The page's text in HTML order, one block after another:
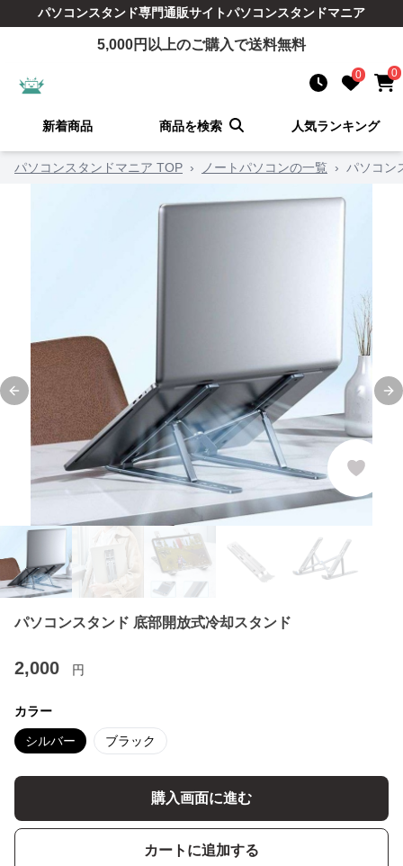
パソコンスタンド専門通販サイトパソコンスタンドマニア
5,000円以上のご購入で送料無料
0 0
新着商品 商品を検索 人気ランキング
パソコンスタンドマニア TOP › ノートパソコンの一覧 › パソコン
Previous slide
パソコンスタンド 底部開放式冷却スタンド
2,000 円
カラー
シルバー ブラック
購入画面に進む
カートに追加する